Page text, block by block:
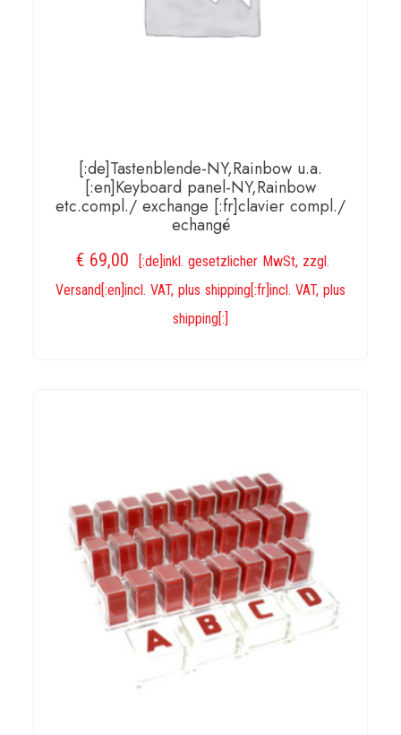
[:de]Tastenblende-NY,Rainbow u.a.
[:en]Keyboard panel-NY,Rainbow
etc.compl./ exchange [:fr]clavier compl./
echangé
€ 69,00
[:de]inkl. gesetzlicher MwSt, zzgl.
Versand[:en]incl. VAT, plus shipping[:fr]incl. VAT, plus
shipping[:]